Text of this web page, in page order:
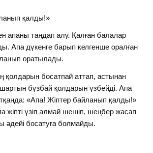
қалды!»
апаны таңдап алу. Қалған балалар
Апа дүкенге барып келгенше оралған
оратылады.
қолдарын босатпай аттап, астынан
шартын бұзбай қолдарын үзбейді. Апа
«Апа! Жіптер байланып қалды!»
үзіп алмай шешіп, шеңбер жасап
әдейі босатуға болмайды.